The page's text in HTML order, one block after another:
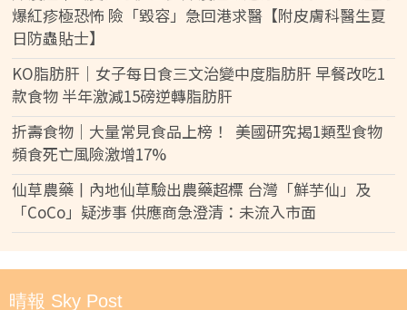
爆紅疹極恐怖 險「毀容」急回港求醫【附皮膚科醫生夏
日防蟲貼士】
KO脂肪肝｜女子每日食三文治變中度脂肪肝 早餐改吃1
款食物 半年激減15磅逆轉脂肪肝
折壽食物｜大量常見食品上榜！ 美國研究揭1類型食物
頻食死亡風險激增17%
仙草農藥丨內地仙草驗出農藥超標 台灣「鮮芋仙」及
「CoCo」疑涉事 供應商急澄清：未流入市面
晴報 Sky Post